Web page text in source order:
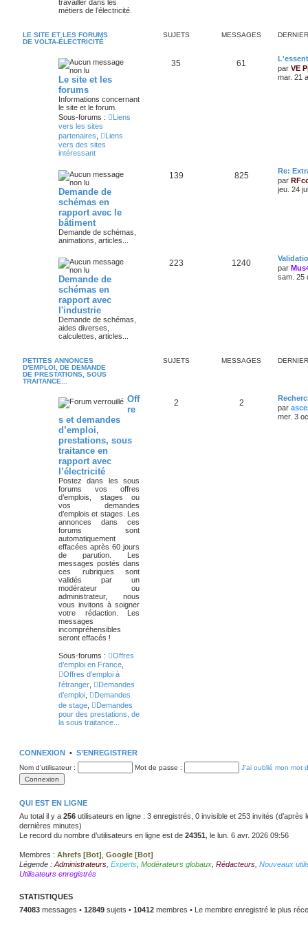
travailler dans les
métiers de l’électricité.
LE SITE ET LES FORUMS
DE VOLTA-ÉLECTRICITÉ
SUJETS MESSAGES
Le site et les
forums
Informations concernant
le site et le forum.
Sous-forums :
Liens
vers les sites
partenaires
Liens
vers des sites
intéressant
35 61
par VE
mar. 21
Demande de
schémas en
rapport avec le
bâtiment
Demande de schémas,
animations, articles...
139 825
Re:
par
jeu. 24
Demande de
schémas en
rapport avec
l'industrie
Demande de schémas,
aides diverses,
calculettes, articles...
223 1240
par
sam. 25
PETITES ANNONCES
D'EMPLOI, DE DEMANDE
DE PRESTATIONS, SOUS
TRAITANCE...
SUJETS MESSAGES
Off
re
s et demandes
d’emploi,
prestations, sous
traitance en
rapport avec
l’électricité
Postez dans les sous
forums vos offres
d’emplois, stages ou
vos demandes
d’emplois et stages. Les
annonces dans ces
forums sont
automatiquement
effacées après 60 jours
de parution. Les
messages postés dans
ces rubriques sont
validés par un
modérateur ou
administrateur, nous
vous invitons à soigner
votre rédaction. Les
messages
incompréhensibles
seront effacés !
Sous-forums :
Offres
d’emploi en France
Offres d’emploi à
l’étranger
Demandes
d’emploi
Demandes
de stage
Demandes
pour des prestations, de
la sous traitance...
2 2
par
mer. 3
CONNEXION • S’ENREGISTRER
Nom d’utilisateur : Mot de passe : J’ai oublié mon mot
QUI EST EN LIGNE
Au total il y a 256 utilisateurs en ligne : 3 enregistrés, 0 invisible et 253 invités (d’après
dernières minutes)
Le record du nombre d’utilisateurs en ligne est de 24351 , le lun. 6 avr. 2026 09:56
Membres : Ahrefs [Bot] Google [Bot]
Légende : Administrateurs Experts Modérateurs globaux Rédacteurs Nouveaux
Utilisateurs enregistrés
STATISTIQUES
74083 messages • 12849 sujets • 10412 membres • Le membre enregistré le plus